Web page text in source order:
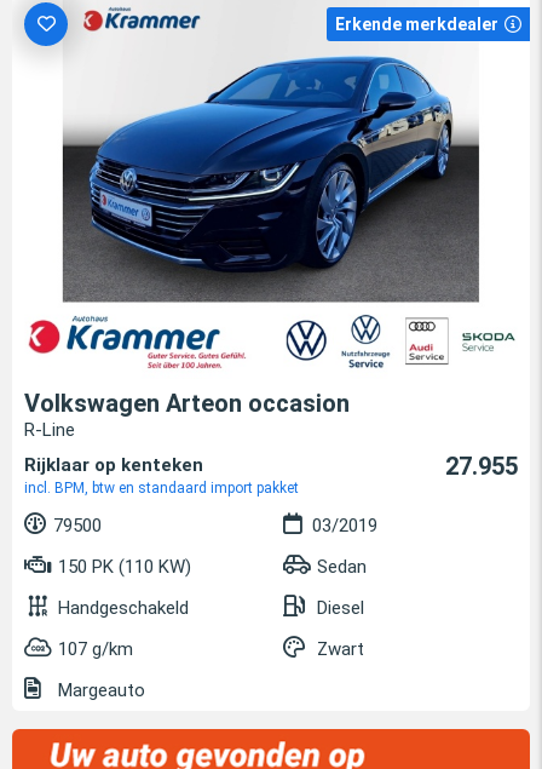
Erkende merkdealer
Volkswagen Arteon occasion
R-Line
Rijklaar op kenteken
incl. BPM, btw en standaard import pakket
27.955
79500
03/2019
150 PK (110 KW)
Sedan
Handgeschakeld
Diesel
107 g/km
Zwart
Margeauto